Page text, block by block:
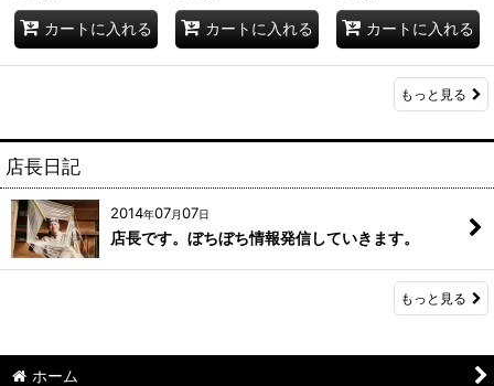
カートに入れる カートに入れる カートに入れる
もっと見る
店長日記
2014年07月07日
店長です。ぼちぼち情報発信していきます。
もっと見る
ホーム